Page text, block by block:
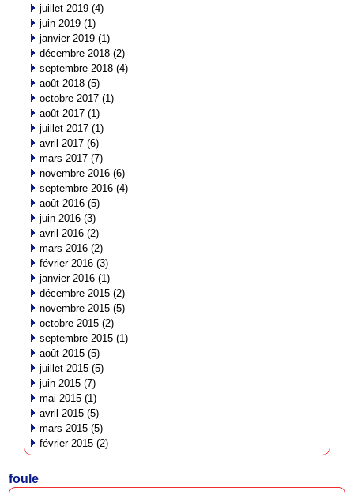
juillet 2019 (4)
juin 2019 (1)
janvier 2019 (1)
décembre 2018 (2)
septembre 2018 (4)
août 2018 (5)
octobre 2017 (1)
août 2017 (1)
juillet 2017 (1)
avril 2017 (6)
mars 2017 (7)
novembre 2016 (6)
septembre 2016 (4)
août 2016 (5)
juin 2016 (3)
avril 2016 (2)
mars 2016 (2)
février 2016 (3)
janvier 2016 (1)
décembre 2015 (2)
novembre 2015 (5)
octobre 2015 (2)
septembre 2015 (1)
août 2015 (5)
juillet 2015 (5)
juin 2015 (7)
mai 2015 (1)
avril 2015 (5)
mars 2015 (5)
février 2015 (2)
foule